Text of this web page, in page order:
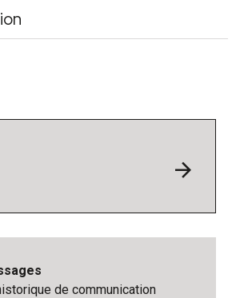
arrow_forward
de communication